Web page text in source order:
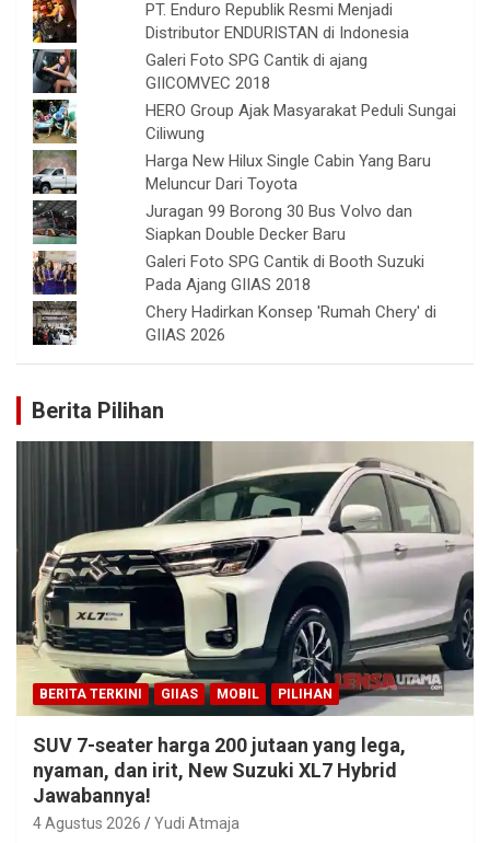
PT. Enduro Republik Resmi Menjadi
Distributor ENDURISTAN di Indonesia
Galeri Foto SPG Cantik di ajang
GIICOMVEC 2018
HERO Group Ajak Masyarakat Peduli Sungai
Ciliwung
Harga New Hilux Single Cabin Yang Baru
Meluncur Dari Toyota
Juragan 99 Borong 30 Bus Volvo dan
Siapkan Double Decker Baru
Galeri Foto SPG Cantik di Booth Suzuki
Pada Ajang GIIAS 2018
Chery Hadirkan Konsep 'Rumah Chery' di
GIIAS 2026
Berita Pilihan
BERITA TERKINI GIIAS MOBIL PILIHAN
SUV 7-seater harga 200 jutaan yang lega,
nyaman, dan irit, New Suzuki XL7 Hybrid
Jawabannya!
4 Agustus 2026 Yudi Atmaja